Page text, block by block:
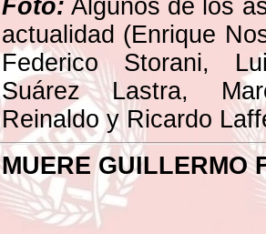
Foto: Algunos de los
actualidad (Enrique
Federico Storani,
Suárez Lastra,
Reinaldo y Ricardo
MUERE GUILLERMO